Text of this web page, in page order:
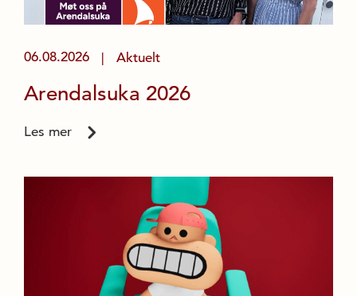
06.08.2026 Aktuelt
Arendalsuka 2026
Les mer